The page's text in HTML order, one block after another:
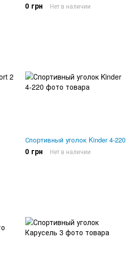
0 грн Нет в наличии
Спортивный уголок Kinder 4-220
0 грн Нет в наличии